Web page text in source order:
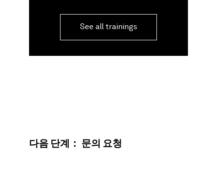
See all trainings
다음 단계： 문의 요청